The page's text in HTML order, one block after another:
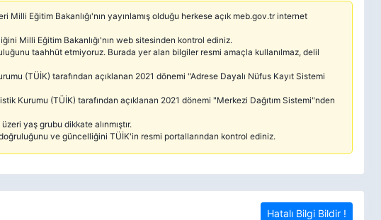
Milli Eğitim Bakanlığı'nın yayınlamış olduğu herkese açık meb.gov.tr internet
Milli Eğitim Bakanlığı'nın web sitesinden kontrol ediniz.
taahhüt etmiyoruz. Burada yer alan bilgiler resmi amaçla kullanılmaz, delil
(TÜİK) tarafından açıklanan 2021 dönemi "Adrese Dayalı Nüfus Kayıt Sistemi
Kurumu (TÜİK) tarafından açıklanan 2021 dönemi "Merkezi Dağıtım Sistemi"nden
yaş grubu dikkate alınmıştır.
ve güncelliğini TÜİK'in resmi portallarından kontrol ediniz.
Hatalı Bilgi Bildir !